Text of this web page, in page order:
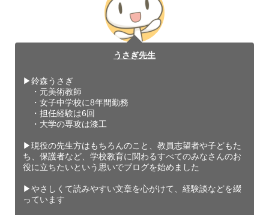
うさぎ先生
▶︎鈴森うさぎ
・元美術教師
・女子中学校に8年間勤務
・担任経験は6回
・大学の専攻は漆工
▶︎現役の先生方はもちろんのこと、教員志望者や子どもた
ち、保護者など、学校教育に関わるすべてのみなさんのお
役に立ちたいという思いでブログを始めました
▶︎やさしくて読みやすい文章を心がけて、経験談などを綴
っています